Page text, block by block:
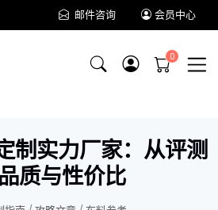
邮件咨询 会员中心
制实力厂家：从评测
质与性价比